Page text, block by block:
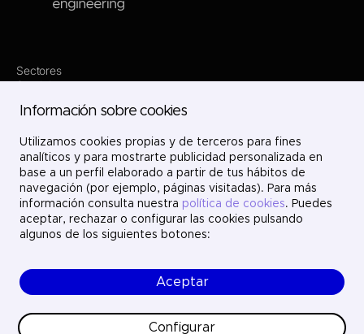
Sectores
Servicios
Proyectos
Únete
Contacto
LinkedIn
X
Instagram
YouTube
© Ayesa Engineering. Todos los derechos reservados.
Política de cookies
Política de privacidad
Información sobre cookies
Utilizamos cookies propias y de terceros para fines
analíticos y para mostrarte publicidad personalizada en
base a un perfil elaborado a partir de tus hábitos de
navegación (por ejemplo, páginas visitadas). Para más
información consulta nuestra política de cookies. Puedes
aceptar, rechazar o configurar las cookies pulsando
algunos de los siguientes botones:
Aceptar
Configurar